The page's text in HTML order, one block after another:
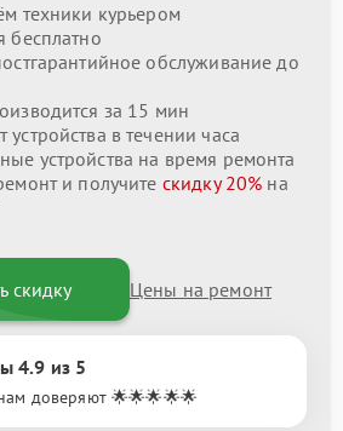
техники курьером
бесплатно
обслуживание до
за 15 мин
в течении часа
устройства на время ремонта
и получите скидку 20% на
скидку Цены на ремонт
4.9 из 5
доверяют 🌟🌟🌟🌟🌟